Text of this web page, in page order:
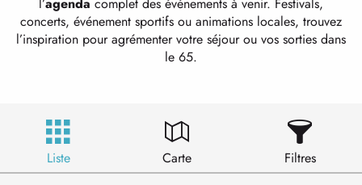
concerts, événement sportifs ou animations locales, trouvez
l’inspiration pour agrémenter votre séjour ou vos sorties dans
le 65.
Liste Carte Filtres